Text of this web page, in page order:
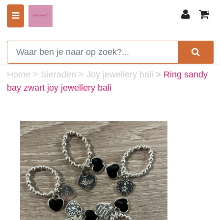
0
Home > Sieraden > Joy jewellery bali > Ring sandy
bay zwart joy jewellery bali